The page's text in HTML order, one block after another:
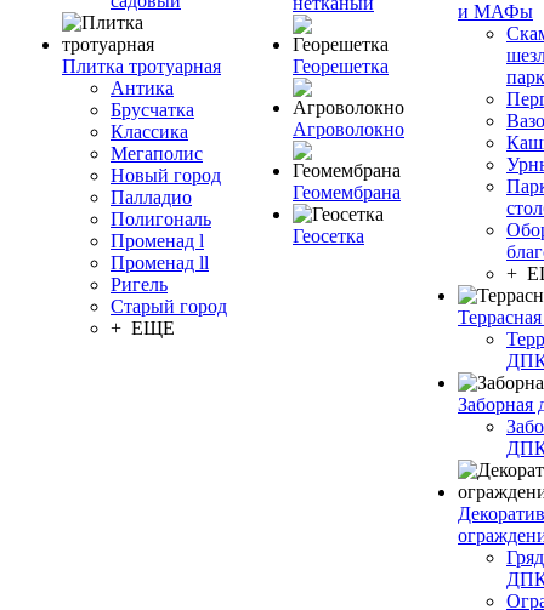
Плитка тротуарная
Антика
Брусчатка
Классика
Мегаполис
Новый город
Палладио
Полигональ
Променад l
Променад ll
Ригель
Старый город
+ ЕЩЕ
Георешетка
Агроволокно
Геомембрана
Геосетка
и МАФы
+
Заборная